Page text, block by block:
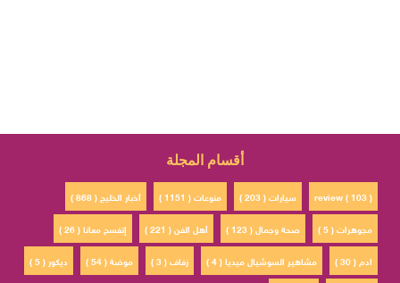
أقسام المجلة
أخبار الخليج ( 868 ) منوعات ( 1151 ) سيارات ( 203 )
review ( 103 )
إتفسح معانا ( 26 )
أهل الفن ( 221 ) صحة وجمال ( 123 )
مجوهرات ( 5 )
ديكور ( 5 )
موضة ( 54 ) زفاف ( 3 ) مشاهير السوشيال ميديا ( 4 )
ادم ( 30 )